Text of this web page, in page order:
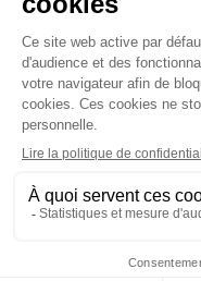
Politique de confidentialité
Mentions légales.